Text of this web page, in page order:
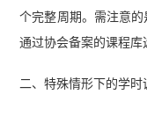
个完整周期。需注意
通过协会备案的课程库
二、特殊情形下的学时